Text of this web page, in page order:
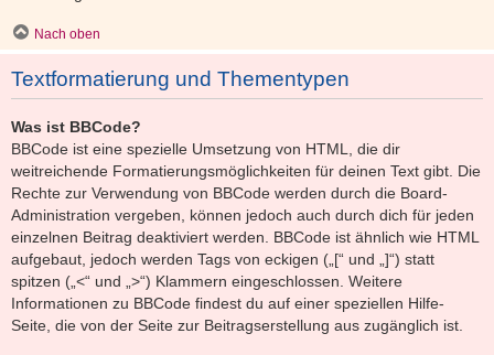
Nach oben
Textformatierung und Thementypen
Was ist BBCode?
BBCode ist eine spezielle Umsetzung von HTML, die dir
weitreichende Formatierungsmöglichkeiten für deinen Text gibt. Die
Rechte zur Verwendung von BBCode werden durch die Board-
Administration vergeben, können jedoch auch durch dich für jeden
einzelnen Beitrag deaktiviert werden. BBCode ist ähnlich wie HTML
aufgebaut, jedoch werden Tags von eckigen („[“ und „]“) statt
spitzen („<“ und „>“) Klammern eingeschlossen. Weitere
Informationen zu BBCode findest du auf einer speziellen Hilfe-
Seite, die von der Seite zur Beitragserstellung aus zugänglich ist.